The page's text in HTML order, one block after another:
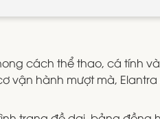
cách thể thao, cá tính
vận hành mượt mà,